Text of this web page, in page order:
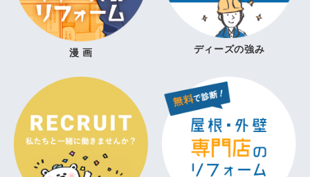
漫 画 ディーズの強み